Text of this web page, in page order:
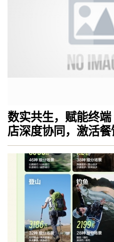
数实共生，赋能终
店深度协同，激活